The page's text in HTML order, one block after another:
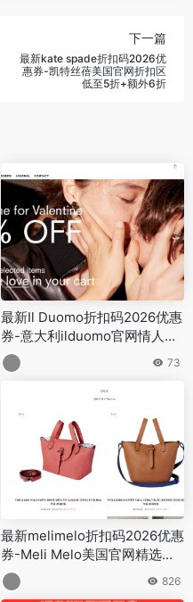
下一篇
最新kate spade折扣码2026优
惠券-凯特丝蓓美国官网折扣区
低至5折+额外6折
最新Il Duomo折扣码2026优惠
券-意大利ilduomo官网情人节
正价8折
73
最新melimelo折扣码2026优惠
券-Meli Melo美国官网精选包
包配饰低至5折促销
826